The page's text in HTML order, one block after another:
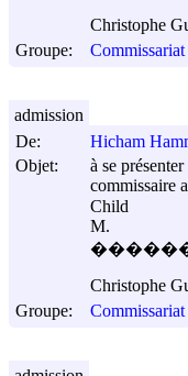
Christophe
Groupe:
De:
Hicham
Objet:
à se
commissaire
Child
M.
Christophe
Groupe:
admission